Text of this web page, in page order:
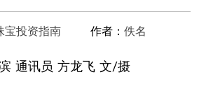
宝投资指南 作者： 佚名
通讯员 方龙飞 文/摄